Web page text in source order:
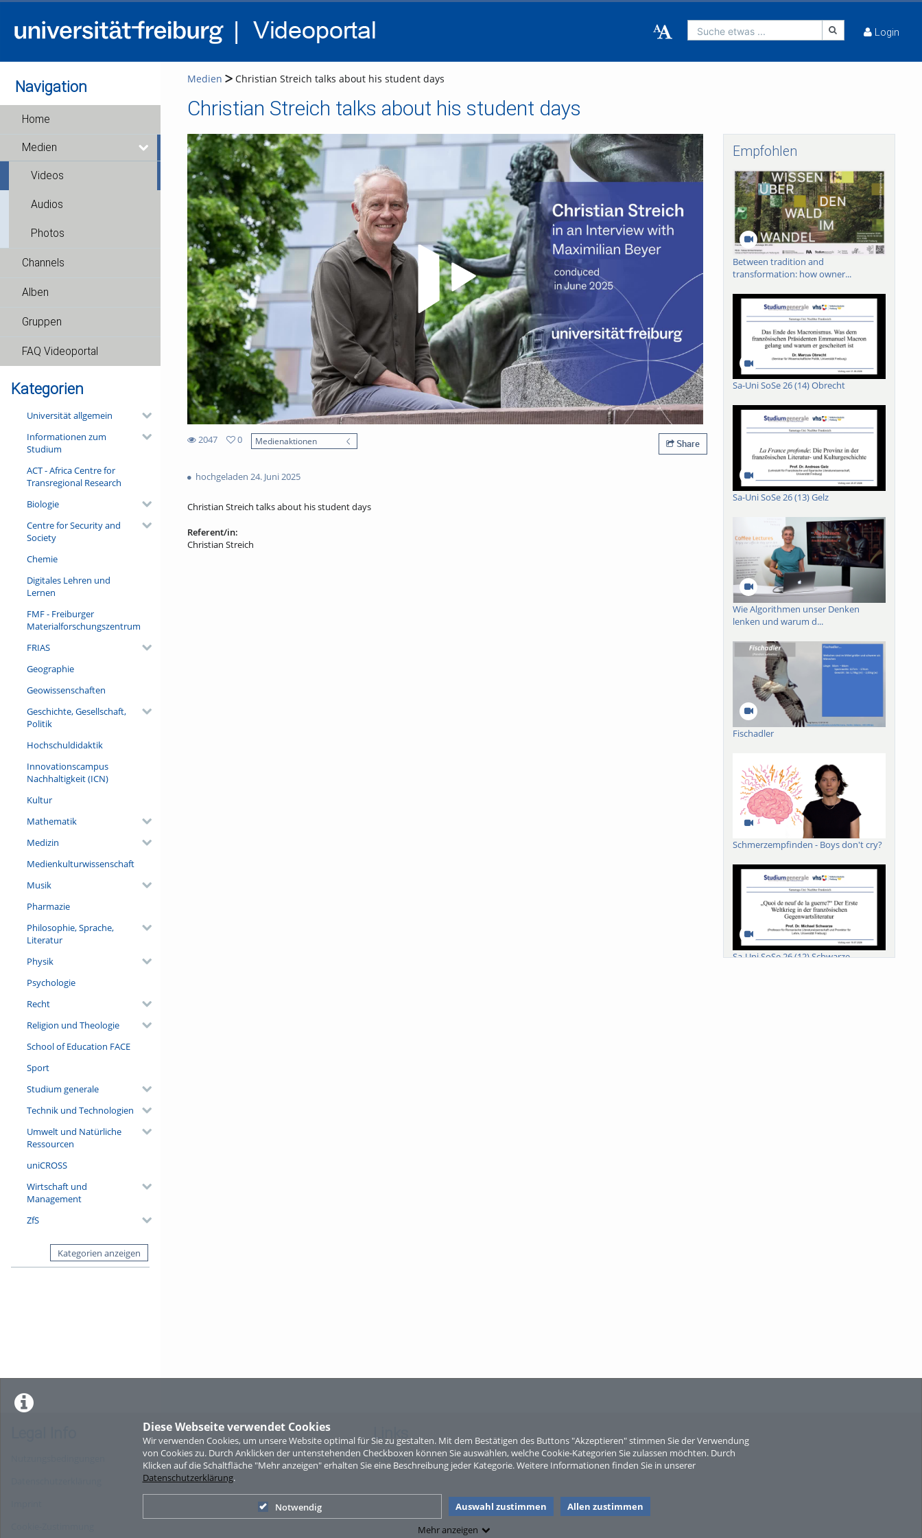
Diese Webseite verwendet Cookies
Wir verwenden Cookies, um unsere Website optimal für Sie zu gestalten. Mit dem Bestätigen des Buttons "Akzeptieren" stimmen Sie der Verwendung
von Cookies zu. Durch Anklicken der untenstehenden Checkboxen können Sie auswählen, welche Cookie-Kategorien Sie zulassen möchten. Durch
Klicken auf die Schaltfläche "Mehr anzeigen" erhalten Sie eine Beschreibung jeder Kategorie. Weitere Informationen finden Sie in unserer
Datenschutzerklärung.
Notwendig Auswahl zustimmen
Allen zustimmen
Mehr anzeigen
Suche etwas ... Login
Navigation
Home
Medien
Videos
Audios
Photos
Channels
Alben
Gruppen
FAQ Videoportal
Kategorien
Universität allgemein
Informationen zum
Studium
ACT - Africa Centre for
Transregional Research
Biologie
Centre for Security and
Society
Chemie
Digitales Lehren und
Lernen
FMF - Freiburger
Materialforschungszentrum
FRIAS
Geographie
Geowissenschaften
Geschichte, Gesellschaft,
Politik
Hochschuldidaktik
Innovationscampus
Nachhaltigkeit (ICN)
Kultur
Mathematik
Medizin
Medienkulturwissenschaft
Musik
Pharmazie
Philosophie, Sprache,
Literatur
Physik
Psychologie
Recht
Religion und Theologie
School of Education FACE
Sport
Studium generale
Technik und Technologien
Umwelt und Natürliche
Ressourcen
uniCROSS
Wirtschaft und
Management
ZfS
Kategorien anzeigen
Medien Christian Streich talks about his student days
Christian Streich talks about his student days
Video abspielen
2047
views
0
Medienaktionen Share
hochgeladen 24. Juni 2025
Christian Streich talks about his student days
Referent/in:
Christian Streich
Empfohlen
Between tradition and
transformation: how owner...
Sa-Uni SoSe 26 (14) Obrecht
Sa-Uni SoSe 26 (13) Gelz
Wie Algorithmen unser Denken
lenken und warum d...
Fischadler
Schmerzempfinden - Boys don't cry?
Sa-Uni SoSe 26 (12) Schwarze
Sperber
Links
Sitemap